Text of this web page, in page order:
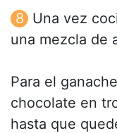
Una vez
una mezcla de
Para el
chocolate en
hasta que